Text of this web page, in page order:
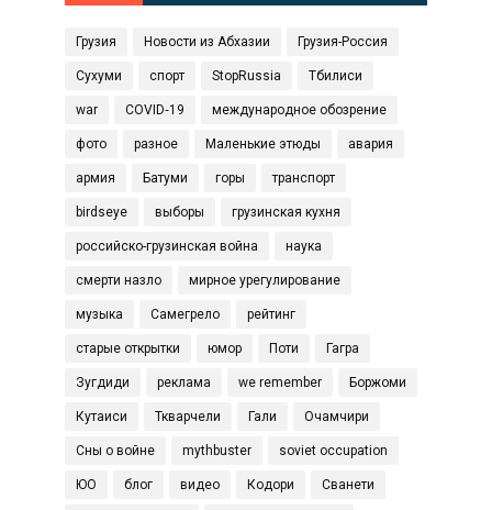
Грузия Новости из Абхазии Грузия-Россия
Сухуми спорт StopRussia Тбилиси
war COVID‑19 международное обозрение
фото разное Маленькие этюды авария
армия Батуми горы транспорт
birdseye выборы грузинская кухня
российско-грузинская война наука
смерти назло мирное урегулирование
музыка Самегрело рейтинг
старые открытки юмор Поти Гагра
Зугдиди реклама we remember Боржоми
Кутаиси Ткварчели Гали Очамчири
Сны о войне mythbuster soviet occupation
ЮО блог видео Кодори Сванети